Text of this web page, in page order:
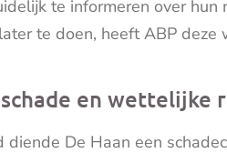
te informeren over
te doen, heeft ABP
en wettelijke
diende De Haan een